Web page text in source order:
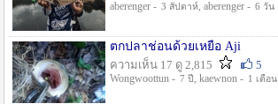
aberenger - 3 สัปดาห์, aberenger - 6 วัน
ตกปลาช่อนด้วยเหยื่อ Aji
ความเห็น 17 ดู 2,815
5
Wongwoottun - 7 ปี , kaewnon - 1 เดือน